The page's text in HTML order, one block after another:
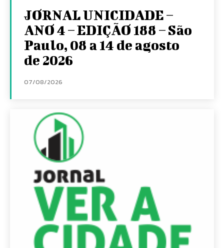
JORNAL UNICIDADE –
ANO 4 – EDIÇÃO 188 – São
Paulo, 08 a 14 de agosto
de 2026
07/08/2026